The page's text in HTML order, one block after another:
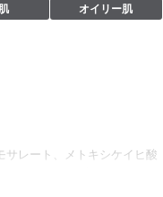
オイリー肌
サレート、メトキシケイヒ酸
素、PEG-10ジメチコン、